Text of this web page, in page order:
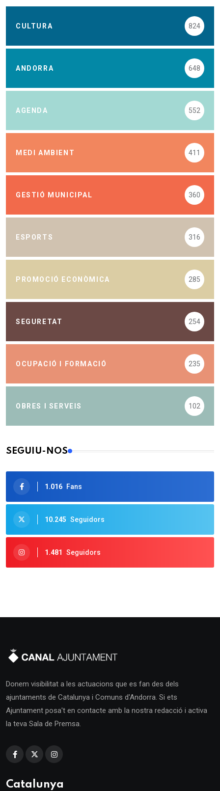
CULTURA 824
ANDORRA 648
AGENDA 552
MEDI AMBIENT 411
GESTIÓ MUNICIPAL 360
ESPORTS 316
PROMOCIÓ ECONÒMICA 285
SEGURETAT 254
OCUPACIÓ I FORMACIÓ 235
OBRES I SERVEIS 102
SEGUIU-NOS
1.016 Fans
10.245 Seguidors
1.481 Seguidors
Donem visibilitat a les actuacions que es fan des dels
ajuntaments de Catalunya i Comuns d'Andorra. Si ets
Ajuntament posa't en contacte amb la nostra redacció i activa
la teva Sala de Premsa.
Catalunya